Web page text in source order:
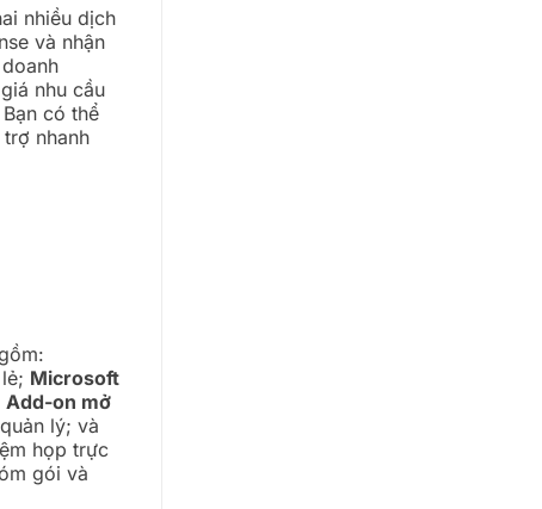
nhiều dịch
và nhận
nhu cầu
có thể
nhanh
Microsoft
Add-on mở
lý; và
họp trực
gói và